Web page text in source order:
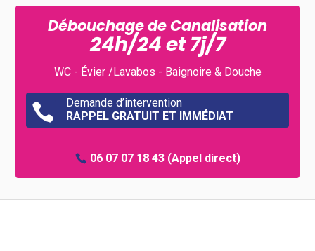
Débouchage de Canalisation
24h/24 et 7j/7
WC - Évier /Lavabos - Baignoire & Douche

Demande d’intervention
RAPPEL GRATUIT ET IMMÉDIAT
06 07 07 18 43(Appel direct)